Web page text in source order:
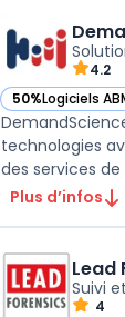
4.2
50%Logiciels
— voir
technologies
des services
Plus d’infos
Lead
Suivi
4